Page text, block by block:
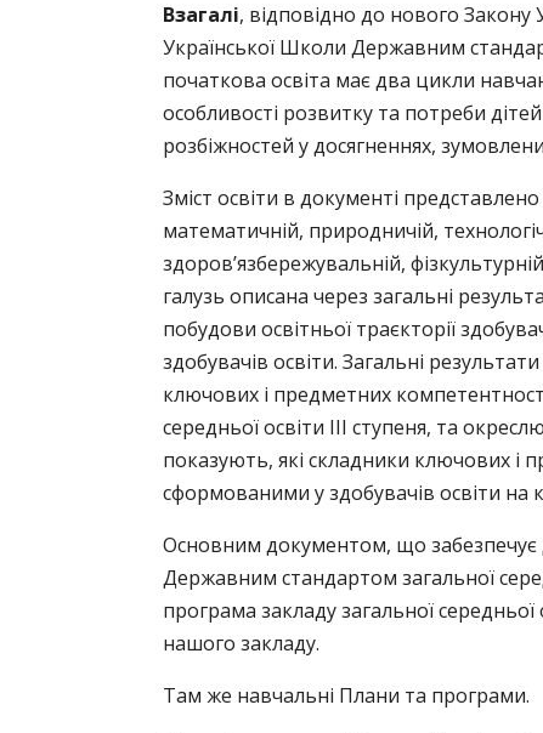
Взагалі, відповідно до нового Закону
Української Школи Державним
початкова освіта має два цикли
особливості розвитку та потреби
розбіжностей у досягненнях,
Зміст освіти в документі
математичній, природничій,
здоров’язбережувальній,
галузь описана через загальні
побудови освітньої траєкторії
здобувачів освіти. Загальні
ключових і предметних
середньої освіти ІІІ ступеня, та
показують, які складники ключових
сформованими у здобувачів освіти на
Основним документом, що забезпечує
Державним стандартом загальної
програма закладу загальної
нашого закладу.
Там же навчальні Плани та програми.